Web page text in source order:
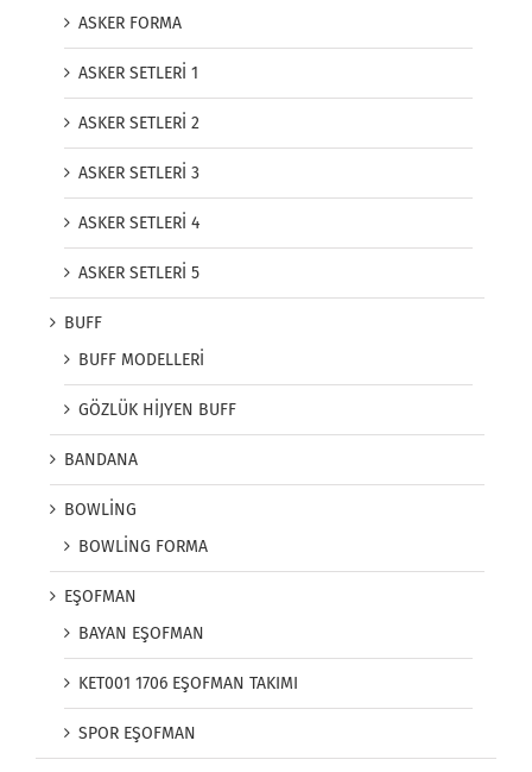
ASKER FORMA
ASKER SETLERİ 1
ASKER SETLERİ 2
ASKER SETLERİ 3
ASKER SETLERİ 4
ASKER SETLERİ 5
BUFF
BUFF MODELLERİ
GÖZLÜK HİJYEN BUFF
BANDANA
BOWLİNG
BOWLİNG FORMA
EŞOFMAN
BAYAN EŞOFMAN
KET001 1706 EŞOFMAN TAKIMI
SPOR EŞOFMAN